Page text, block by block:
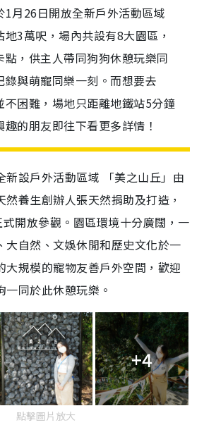
1月26日開放全新戶外活動區域
地3萬呎，場內共設有8大園區，
點，供主人帶同狗狗休憩玩樂同
錄與萌寵同樂一刻。而想要去
不困難，場地只距離地鐵站5分鐘
的朋友即往下看更多詳情！
新設戶外活動區域 「美之山丘」由
然養生創辦人張天然捐助及打造，
開放參觀。園區環境十分廣闊，一
大自然、文娛休閒和歷史文化於一
大規模的寵物友善戶外空間，歡迎
同於此休憩玩樂。
+4
點擊圖片放大